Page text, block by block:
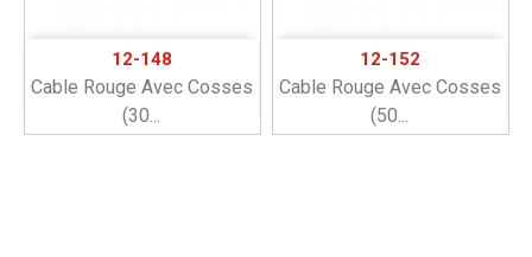
12-148
Cable Rouge Avec Cosses
(30...
12-152
Cable Rouge Avec Cosses
(50...